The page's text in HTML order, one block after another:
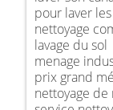
pour laver
nettoyage
lavage du sol
menage
prix grand
nettoyage